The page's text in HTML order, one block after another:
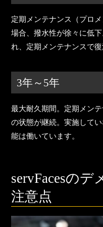
定期メンテナンス（プロ
場合、撥水性が徐々に低
れ、定期メンテナンスで
3年～5年
最大耐久期間。定期メン
の状態が継続。実施して
能は働いています。
servFacesの
注意点